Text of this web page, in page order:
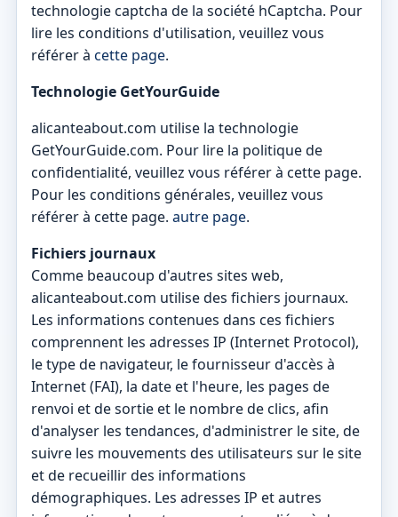
technologie captcha de la société hCaptcha. Pour
lire les conditions d'utilisation, veuillez vous
référer à cette page.
Technologie GetYourGuide
alicanteabout.com utilise la technologie
GetYourGuide.com. Pour lire la politique de
confidentialité, veuillez vous référer à cette page.
Pour les conditions générales, veuillez vous
référer à cette page. autre page.
Fichiers journaux
Comme beaucoup d'autres sites web,
alicanteabout.com utilise des fichiers journaux.
Les informations contenues dans ces fichiers
comprennent les adresses IP (Internet Protocol),
le type de navigateur, le fournisseur d'accès à
Internet (FAI), la date et l'heure, les pages de
renvoi et de sortie et le nombre de clics, afin
d'analyser les tendances, d'administrer le site, de
suivre les mouvements des utilisateurs sur le site
et de recueillir des informations
démographiques. Les adresses IP et autres